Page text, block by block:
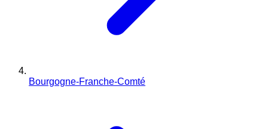
Bourgogne-Franche-Comté